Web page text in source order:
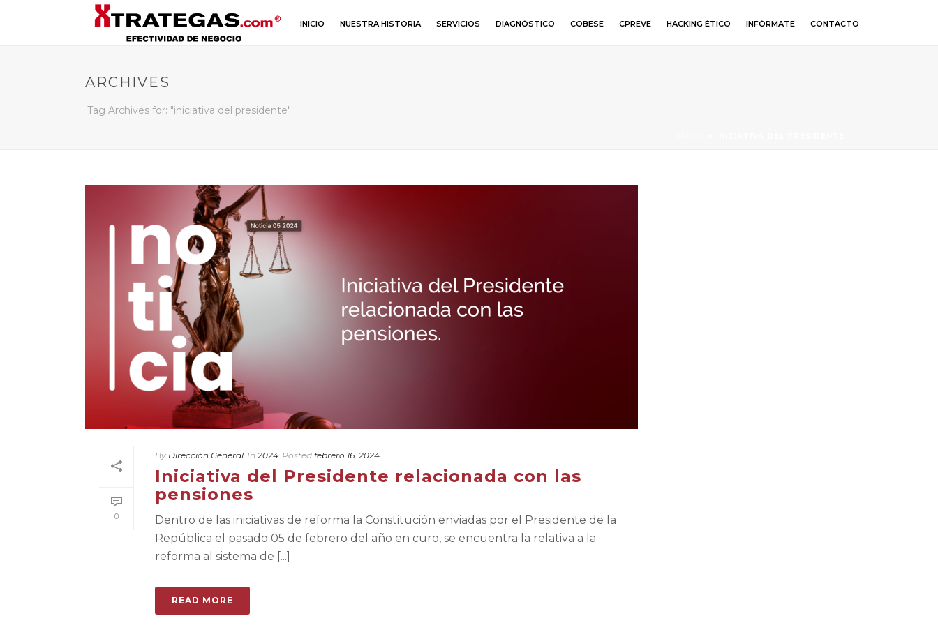
INICIO NUESTRA HISTORIA SERVICIOS DIAGNÓSTICO COBESE CPREVE HACKING ÉTICO INFÓRMATE CONTACTO
ARCHIVES
Tag Archives for: "iniciativa del presidente"
0
By Dirección General In 2024 Posted febrero 16, 2024
Iniciativa del Presidente relacionada con las
pensiones
Dentro de las iniciativas de reforma la Constitución enviadas por el Presidente de la
República el pasado 05 de febrero del año en curo, se encuentra la relativa a la
reforma al sistema de [...]
READ MORE